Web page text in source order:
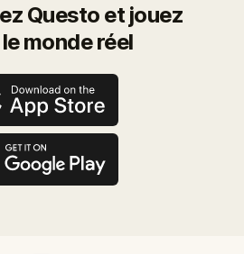
Questo et jouez
monde réel